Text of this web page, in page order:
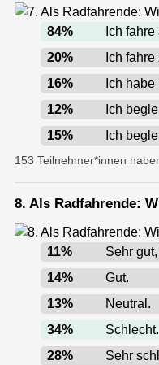
84%
Ich
20%
Ich
16%
Ich
12%
Ich
15% Ich
153 Teilnehmer*innen
8. Als Radfahrende:
11%
Sehr
14%
Gut.
13%
Neutral.
34%
Schlecht.
28% Sehr